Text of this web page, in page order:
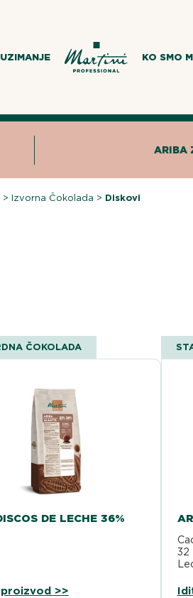
KO SMO
ARIBA
>Izvorna Čokolada > Diskovi
ČOKOLADA
DE LECHE 36%
Fluidez: 3/5 Intensidad del
>>